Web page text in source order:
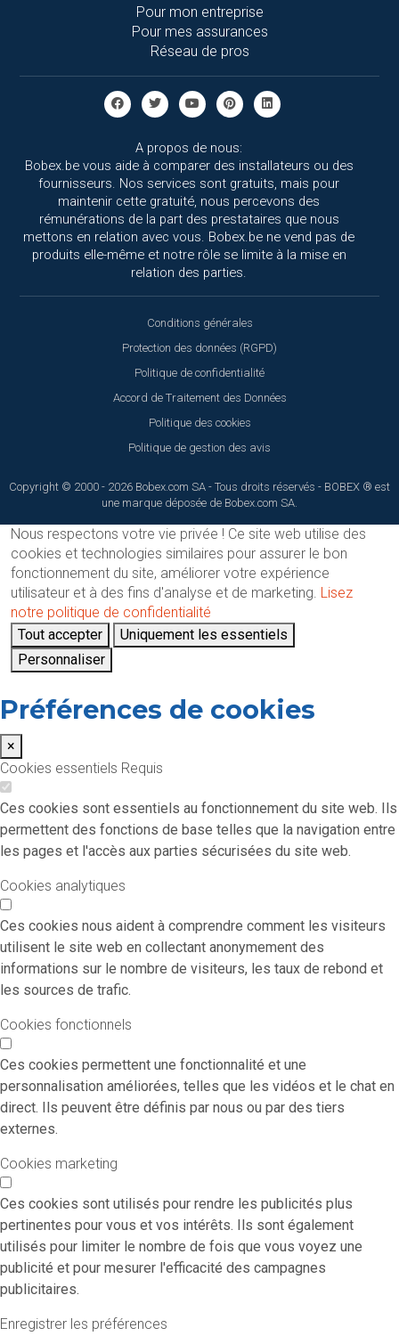
Pour mon entreprise
Pour mes assurances
Réseau de pros
A propos de nous:
Bobex.be vous aide à comparer des installateurs ou des
fournisseurs. Nos services sont gratuits, mais pour
maintenir cette gratuité, nous percevons des
rémunérations de la part des prestataires que nous
mettons en relation avec vous. Bobex.be ne vend pas de
produits elle-même et notre rôle se limite à la mise en
relation des parties.
Conditions générales
Protection des données (RGPD)
Politique de confidentialité
Accord de Traitement des Données
Politique des cookies
Politique de gestion des avis
Copyright © 2000 - 2026 Bobex.com SA - Tous droits réservés - BOBEX ® est
une marque déposée de Bobex.com SA.
Nous respectons votre vie privée ! Ce site web utilise des
cookies et technologies similaires pour assurer le bon
fonctionnement du site, améliorer votre expérience
utilisateur et à des fins d'analyse et de marketing. Lisez
notre politique de confidentialité
Tout accepter
Uniquement les essentiels
Personnaliser
Préférences de cookies
×
Cookies essentiels Requis
Ces cookies sont essentiels au fonctionnement du site web. Ils
permettent des fonctions de base telles que la navigation entre
les pages et l'accès aux parties sécurisées du site web.
Cookies analytiques
Ces cookies nous aident à comprendre comment les visiteurs
utilisent le site web en collectant anonymement des
informations sur le nombre de visiteurs, les taux de rebond et
les sources de trafic.
Cookies fonctionnels
Ces cookies permettent une fonctionnalité et une
personnalisation améliorées, telles que les vidéos et le chat en
direct. Ils peuvent être définis par nous ou par des tiers
externes.
Cookies marketing
Ces cookies sont utilisés pour rendre les publicités plus
pertinentes pour vous et vos intérêts. Ils sont également
utilisés pour limiter le nombre de fois que vous voyez une
publicité et pour mesurer l'efficacité des campagnes
publicitaires.
Enregistrer les préférences